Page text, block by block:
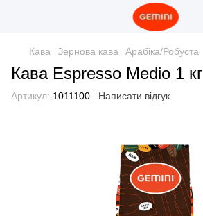
Кава Зернова кава Арабіка/Робуста
Кава Espresso Medio 1 кг
Артикул: 1011100 Написати відгук